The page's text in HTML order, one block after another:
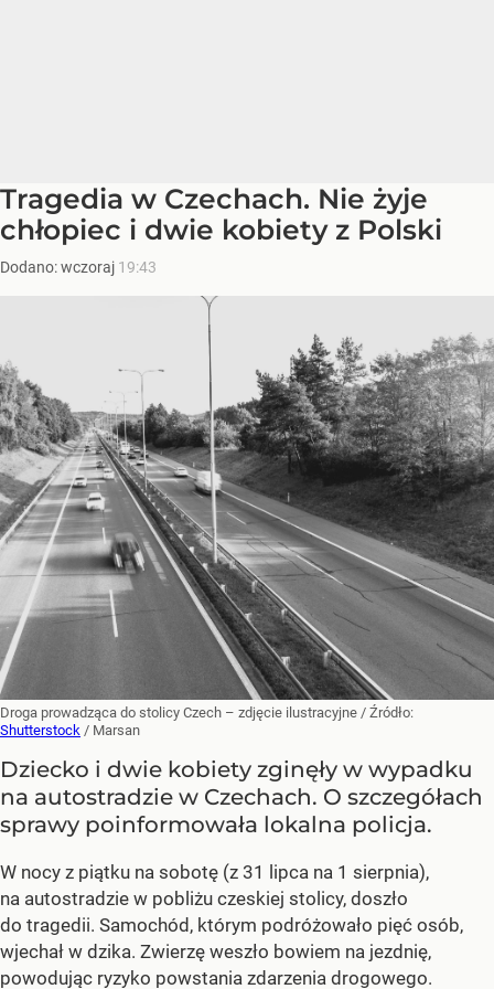
Tragedia w Czechach. Nie żyje
chłopiec i dwie kobiety z Polski
Dodano:wczoraj 19:43
Droga prowadząca do stolicy Czech – zdjęcie ilustracyjne / Źródło:
Shutterstock / Marsan
Dziecko i dwie kobiety zginęły w wypadku
na autostradzie w Czechach. O szczegółach
sprawy poinformowała lokalna policja.
W nocy z piątku na sobotę (z 31 lipca na 1 sierpnia),
na autostradzie w pobliżu czeskiej stolicy, doszło
do tragedii. Samochód, którym podróżowało pięć osób,
wjechał w dzika. Zwierzę weszło bowiem na jezdnię,
powodując ryzyko powstania zdarzenia drogowego.